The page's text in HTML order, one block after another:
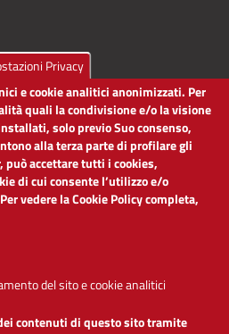
Privacy
e cookie analitici anonimizzati. Per
quali la condivisione e/o la visione
solo previo Suo consenso,
alla terza parte di profilare gli
accettare tutti i cookies,
di cui consente l’utilizzo e/o
vedere la Cookie Policy completa,
del sito e cookie analitici
contenuti di questo sito tramite